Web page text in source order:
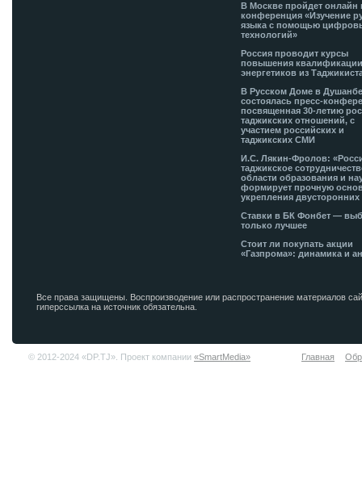
В Москве пройдет онлайн
конференция «Изучение
языка с помощью
технологий»
Россия проводит курсы
повышения
энергетиков из
В Русском Доме в
состоялась пресс-
посвященная 30-летию
таджикских отношений, с
участием российских и
таджикских СМИ
И.С. Лякин-Фролов:
таджикское
области образования и
формирует прочную
укрепления двусторонних
Ставки в БК Фонбет —
только лучшее
Стоит ли покупать акции
«Газпрома»: динамика и
Все права защищены. Воспроизводение или распространение материалов
гиперссылка на источник обязательна.
© 2012-2024 «DP.TJ». Проект компании «SmartMedia» Главная